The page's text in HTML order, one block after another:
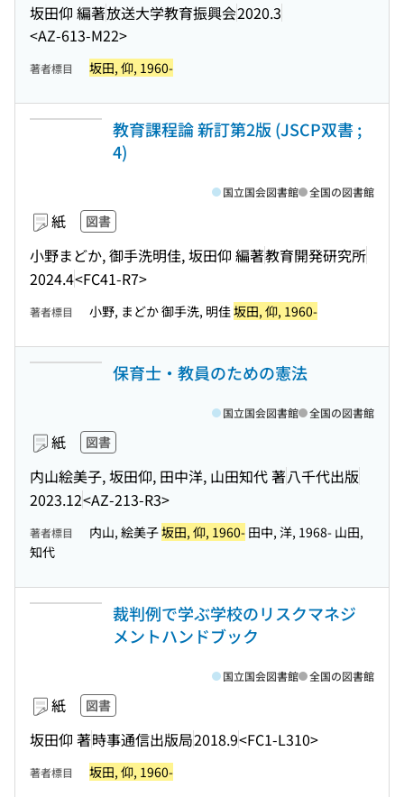
坂田仰 編著放送大学教育振興会2020.3
<AZ-613-M22>
著者標目 坂田, 仰, 1960-
教育課程論 新訂第2版 (JSCP双書 ;
4)
紙 図書
小野まどか, 御手洗明佳, 坂田仰 編著教育開発研究所
2024.4<FC41-R7>
国立国会図書館 全国の図書館
著者標目 小野, まどか 御手洗, 明佳坂田, 仰, 1960-
保育士・教員のための憲法
紙 図書
内山絵美子, 坂田仰, 田中洋, 山田知代 著八千代出版
2023.12<AZ-213-R3>
国立国会図書館 全国の図書館
著者標目 内山, 絵美子坂田, 仰, 1960- 田中, 洋, 1968- 山田,
知代
裁判例で学ぶ学校のリスクマネジ
メントハンドブック
紙 図書
坂田仰 著時事通信出版局2018.9<FC1-L310>
国立国会図書館 全国の図書館
著者標目 坂田, 仰, 1960-